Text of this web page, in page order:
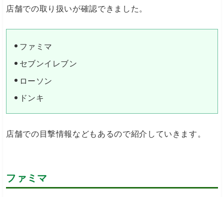
店舗での取り扱いが確認できました。
ファミマ
セブンイレブン
ローソン
ドンキ
店舗での目撃情報などもあるので紹介していきます。
ファミマ